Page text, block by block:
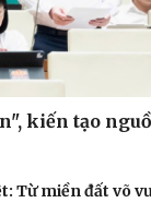
Câu
kiến tạo
Từ miền đất võ